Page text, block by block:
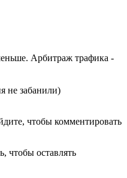
Арбитраж трафика -
не забанили)
чтобы комментировать
чтобы оставлять